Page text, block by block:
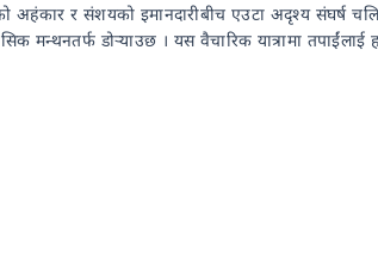
अहंकार र संशयको इमानदारीबीच एउटा अदृश्य संघर्ष
मन्थनतर्फ डोर्‍याउछ । यस वैचारिक यात्रामा तपाईंलाई